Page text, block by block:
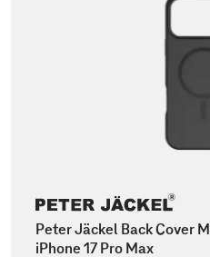
Peter Jäckel Back Cover
iPhone 17 Pro Max